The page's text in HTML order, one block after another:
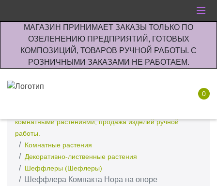
МАГАЗИН ПРИНИМАЕТ ЗАКАЗЫ ТОЛЬКО ПО
ОЗЕЛЕНЕНИЮ ПРЕДПРИЯТИЙ, ГОТОВЫХ
КОМПОЗИЦИЙ, ТОВАРОВ РУЧНОЙ РАБОТЫ. С
РОЗНИЧНЫМИ ЗАКАЗАМИ НЕ РАБОТАЕМ.
0
комнатными растениями, продажа изделий ручной
работы.
Комнатные растения
Декоративно-лиственные растения
Шеффлеры (Шефлеры)
Шеффлера Компакта Нора на опоре